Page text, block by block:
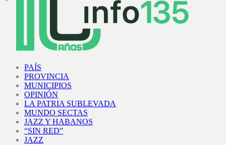
PAÍS
PROVINCIA
MUNICIPIOS
OPINIÓN
LA PATRIA SUBLEVADA
MUNDO SECTAS
JAZZ Y HABANOS
“SIN RED”
JAZZ